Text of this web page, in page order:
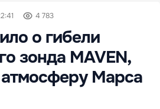
4 783
о гибели
зонда MAVEN,
Марса